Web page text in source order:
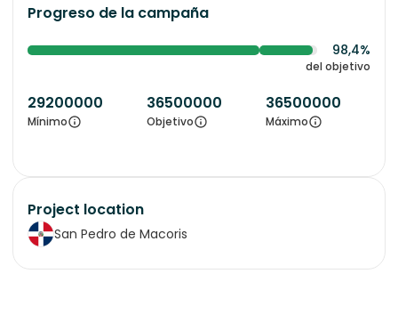
Progreso de la campaña
98,4%
del objetivo
29200000
Mínimo
36500000
Objetivo
36500000
Máximo
Project location
San Pedro de Macoris